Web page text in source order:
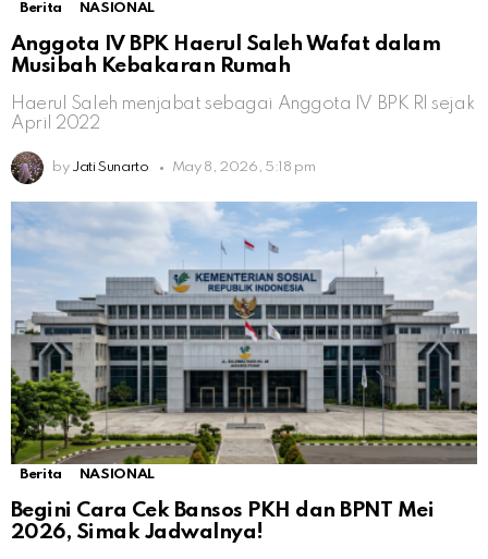
Berita NASIONAL
Anggota IV BPK Haerul Saleh Wafat dalam
Musibah Kebakaran Rumah
Haerul Saleh menjabat sebagai Anggota IV BPK RI sejak
April 2022
by Jati Sunarto May 8, 2026, 5:18 pm
Berita NASIONAL
Begini Cara Cek Bansos PKH dan BPNT Mei
2026, Simak Jadwalnya!